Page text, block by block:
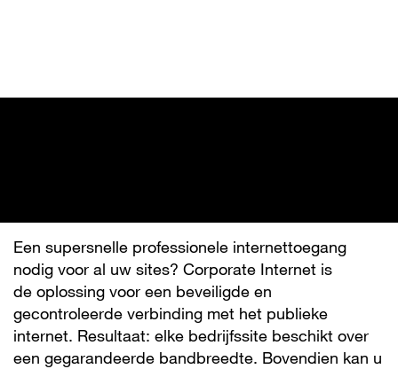
Een supersnelle professionele internettoegang
nodig voor al uw sites? Corporate Internet is
de oplossing voor een beveiligde en
gecontroleerde verbinding met het publieke
internet. Resultaat: elke bedrijfssite beschikt over
een gegarandeerde bandbreedte. Bovendien kan u